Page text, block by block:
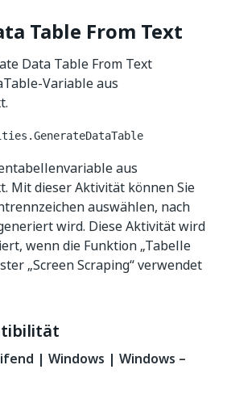
Table From Text
Data Table From Text
Variable aus
aus
Mit dieser Aktivität können Sie
auswählen, nach
wird. Diese Aktivität wird
wenn die Funktion „Tabelle
„Screen Scraping“ verwendet
| Windows | Windows –